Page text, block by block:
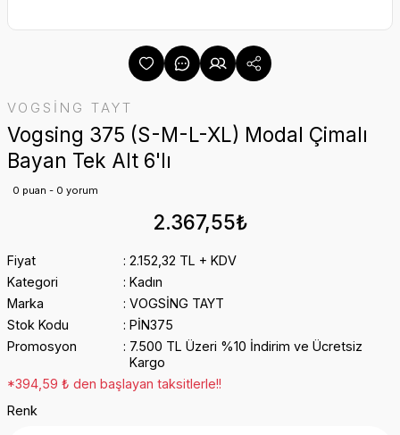
VOGSİNG TAYT
Vogsing 375 (S-M-L-XL) Modal Çimalı
Bayan Tek Alt 6'lı
0 puan - 0 yorum
2.367,55₺
Fiyat
2.152,32 TL + KDV
Kategori
Kadın
Marka
VOGSİNG TAYT
Stok Kodu
PİN375
Promosyon
7.500 TL Üzeri %10 İndirim ve Ücretsiz
Kargo
*394,59 ₺ den başlayan taksitlerle!!
Renk